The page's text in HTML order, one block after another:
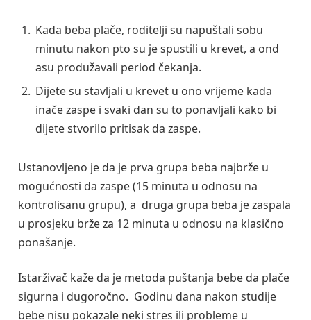
Kada beba plače, roditelji su napuštali sobu
minutu nakon pto su je spustili u krevet, a ond
asu produžavali period čekanja.
Dijete su stavljali u krevet u ono vrijeme kada
inače zaspe i svaki dan su to ponavljali kako bi
dijete stvorilo pritisak da zaspe.
Ustanovljeno je da je prva grupa beba najbrže u
mogućnosti da zaspe (15 minuta u odnosu na
kontrolisanu grupu), a druga grupa beba je zaspala
u prosjeku brže za 12 minuta u odnosu na klasično
ponašanje.
Istarživač kaže da je metoda puštanja bebe da plače
sigurna i dugoročno. Godinu dana nakon studije
bebe nisu pokazale neki stres ili probleme u